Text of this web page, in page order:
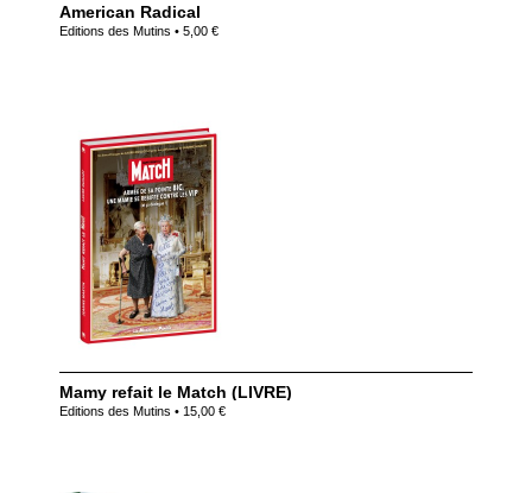
American Radical
Editions des Mutins • 5,00 €
Mamy refait le Match (LIVRE)
Editions des Mutins • 15,00 €